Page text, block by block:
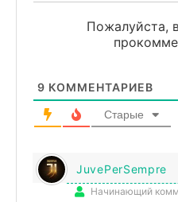
Пожалуйста,
9 КОММЕНТАРИЕВ
Старые
JuvePerSempre
Начинающий